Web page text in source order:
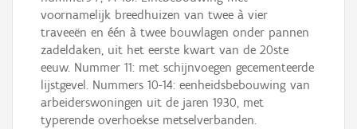
voornamelijk breedhuizen van twee à vier
traveeën en één à twee bouwlagen onder pannen
zadeldaken, uit het eerste kwart van de 20ste
eeuw. Nummer 11: met schijnvoegen gecementeerde
lijstgevel. Nummers 10-14: eenheidsbebouwing van
arbeiderswoningen uit de jaren 1930, met
typerende overhoekse metselverbanden.